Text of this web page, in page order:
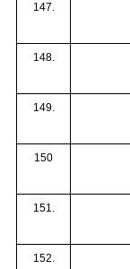
147.
148.
149.
150
151.
152.